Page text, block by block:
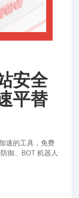
安全
平替
速的工具，免费
御、BOT 机器人